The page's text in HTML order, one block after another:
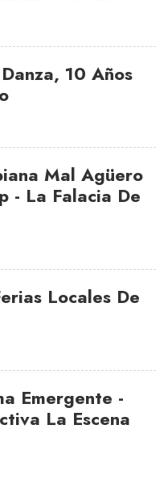
10 Años
Mal Agüero
- La Falacia De
Locales De
Emergente -
La Escena